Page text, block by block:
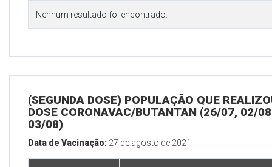
Nenhum resultado foi encontrado.
(SEGUNDA DOSE) POPULAÇÃO QUE
DOSE CORONAVAC/BUTANTAN (26/07, 02/
03/08)
Data de Vacinação: 27 de agosto de 2021